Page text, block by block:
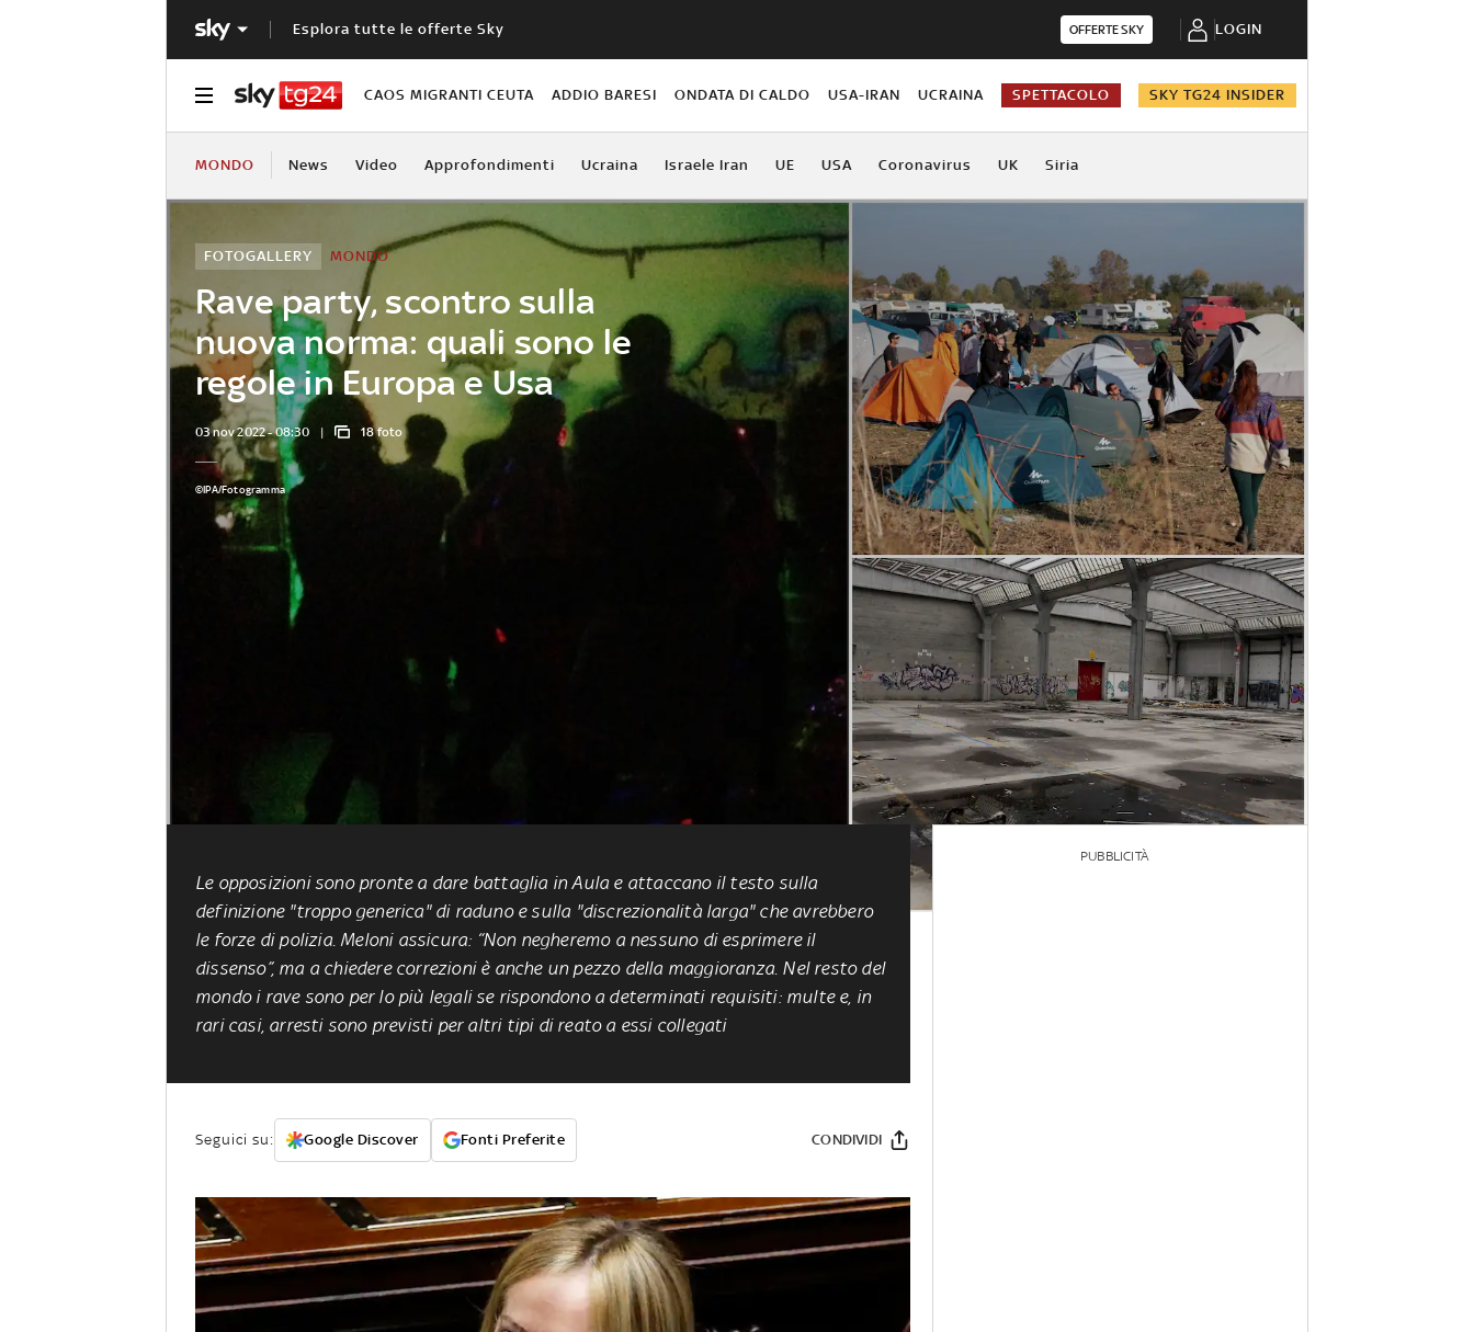
Esplora tutte le offerte Sky OFFERTE SKY LOGIN
CAOS MIGRANTI CEUTA ADDIO BARESI ONDATA DI CALDO USA-IRAN UCRAINA SPETTACOLO SKY TG24 INSIDER
MONDO News Video Approfondimenti Ucraina Israele Iran UE USA Coronavirus UK Siria
Rave party, scontro sulla
nuova norma: quali sono le
regole in Europa e Usa
MONDO
FOTOGALLERY
03 nov 2022 - 08:30 18 foto
©IPA/Fotogramma
Le opposizioni sono pronte a dare battaglia in Aula e attaccano il testo sulla
definizione "troppo generica" di raduno e sulla "discrezionalità larga" che avrebbero
le forze di polizia. Meloni assicura: “Non negheremo a nessuno di esprimere il
dissenso”, ma a chiedere correzioni è anche un pezzo della maggioranza. Nel resto del
mondo i rave sono per lo più legali se rispondono a determinati requisiti: multe e, in
rari casi, arresti sono previsti per altri tipi di reato a essi collegati
Seguici su: Google Discover Fonti Preferite CONDIVIDI
PUBBLICITÀ